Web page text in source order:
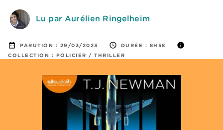
Lu par Aurélien Ringelheim
date_range PARUTION : 29/03/2023 access_time DURÉE : 8H58 info
COLLECTION : POLICIER / THRILLER